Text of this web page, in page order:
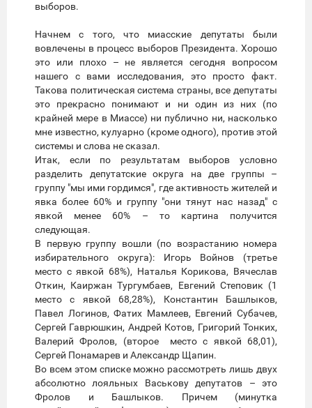
выборов.
Начнем с того, что миасские депутаты были
вовлечены в процесс выборов Президента. Хорошо
это или плохо – не является сегодня вопросом
нашего с вами исследования, это просто факт.
Такова политическая система страны, все депутаты
это прекрасно понимают и ни один из них (по
крайней мере в Миассе) ни публично ни, насколько
мне известно, кулуарно (кроме одного), против этой
системы и слова не сказал.
Итак, если по результатам выборов условно
разделить депутатские округа на две группы –
группу "мы ими гордимся", где активность жителей и
явка более 60% и группу "они тянут нас назад" с
явкой менее 60% – то картина получится
следующая.
В первую группу вошли (по возрастанию номера
избирательного округа): Игорь Войнов (третье
место с явкой 68%), Наталья Корикова, Вячеслав
Откин, Каиржан Тургумбаев, Евгений Степовик (1
место с явкой 68,28%), Константин Башлыков,
Павел Логинов, Фатих Мамлеев, Евгений Субачев,
Сергей Гаврюшкин, Андрей Котов, Григорий Тонких,
Валерий Фролов, (второе место с явкой 68,01),
Сергей Понамарев и Александр Щапин.
Во всем этом списке можно рассмотреть лишь двух
абсолютно лояльных Васькову депутатов – это
Фролов и Башлыков. Причем (минутка